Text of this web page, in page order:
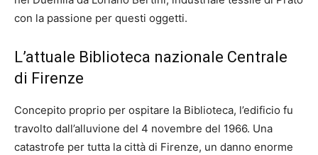
con la passione per questi oggetti.
L’attuale Biblioteca nazionale Centrale
di Firenze
Concepito proprio per ospitare la Biblioteca, l’edificio fu
travolto dall’alluvione del 4 novembre del 1966. Una
catastrofe per tutta la città di Firenze, un danno enorme